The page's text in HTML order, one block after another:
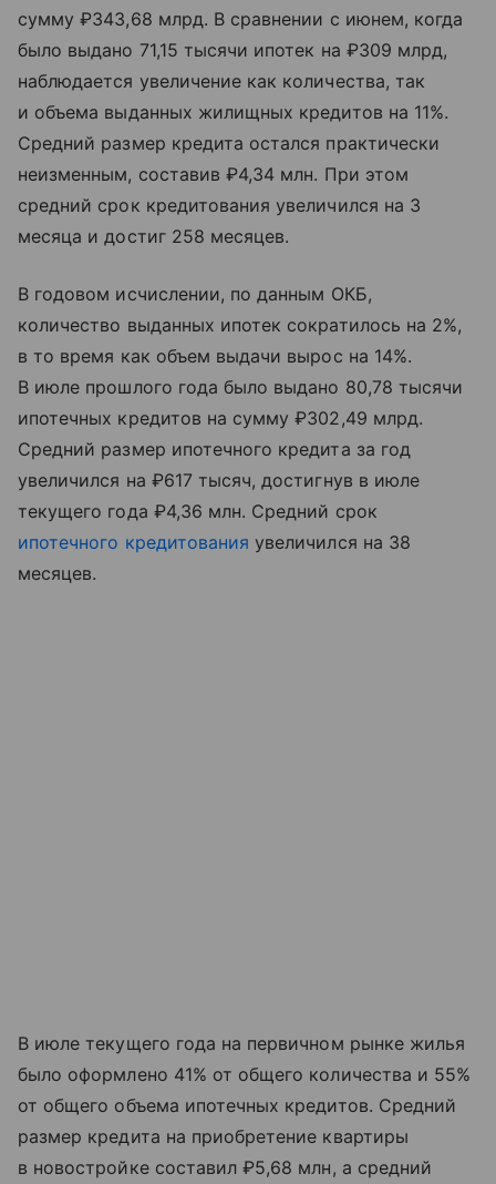
сумму ₽343,68 млрд. В сравнении с июнем, когда
было выдано 71,15 тысячи ипотек на ₽309 млрд,
наблюдается увеличение как количества, так
и объема выданных жилищных кредитов на 11%.
Средний размер кредита остался практически
неизменным, составив ₽4,34 млн. При этом
средний срок кредитования увеличился на 3
месяца и достиг 258 месяцев.
В годовом исчислении, по данным ОКБ,
количество выданных ипотек сократилось на 2%,
в то время как объем выдачи вырос на 14%.
В июле прошлого года было выдано 80,78 тысячи
ипотечных кредитов на сумму ₽302,49 млрд.
Средний размер ипотечного кредита за год
увеличился на ₽617 тысяч, достигнув в июле
текущего года ₽4,36 млн. Средний срок
ипотечного кредитования увеличился на 38
месяцев.
В июле текущего года на первичном рынке жилья
было оформлено 41% от общего количества и 55%
от общего объема ипотечных кредитов. Средний
размер кредита на приобретение квартиры
в новостройке составил ₽5,68 млн, а средний